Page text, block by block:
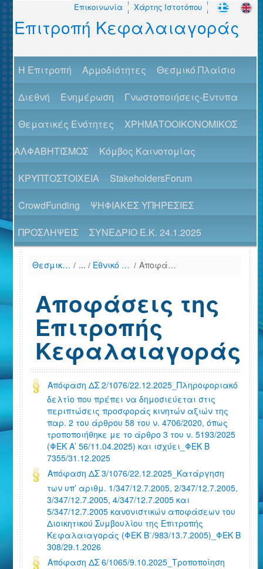
Επικοινωνία Χάρτης Ιστοτόπου
Επιτροπή Κεφαλαιαγοράς
H Επιτροπή Αρμοδιότητες
Θεσμικό Πλαίσιο
Διεθνή
Ενημέρωση
Γνωστοποιήσεις-Έντυπα
Θεματικές Ενότητες
ΧΡΗΜΑΤΟΟΙΚΟΝΟΜΙΚΟΣ
ΑΛΦΑΒΗΤΙΣΜΟΣ
Κόμβος Καινοτομίας
ΚΡΥΠΤΟΣΤΟΙΧΕΙΑ
StakeholdersForum
CrowdFunding
ΨΗΦΙΑΚΕΣ ΥΠΗΡΕΣΙΕΣ
ΠΡΟΣΛΗΨΕΙΣ
ΣΥΝΕΔΡΙΟ Ε.Κ. 24.1.2025
Θεσμικό Πλαίσιο / Εθνικό Δίκαιο (Χρονολογική παράθεση) / Αποφάσεις της Επιτροπής Κεφαλαιαγοράς
Αποφάσεις της
Επιτροπής
Κεφαλαιαγοράς
Απόφαση ΔΣ 2/1076/22.12.2025_Πληροφοριακό
δελτίο που πρέπει να δημοσιεύεται στις
περιπτώσεις προσφοράς κινητών αξιών της
παρ. 2 του άρθρου 58 του ν. 4706/2020, όπως
τροποποιήθηκε με το άρθρο 3 του ν. 5193/2025
(ΦΕΚ Α’ 56/11.04.2025) και ισχύει_ΦΕΚ Β
7355/31.12.2025
Απόφαση ΔΣ 3/1076/22.12.2025_Κατάργηση
των υπ’ αριθμ. 1/347/12.7.2005, 2/347/12.7.2005,
3/347/12.7.2005, 4/347/12.7.2005 και
5/347/12.7.2005 κανονιστικών αποφάσεων του
Διοικητικού Συμβουλίου της Επιτροπής
Κεφαλαιαγοράς (ΦΕΚ Β΄/983/13.7.2005)_ΦΕΚ Β
308/29.1.2026
Απόφαση ΔΣ 6/1065/9.10.2025_Τροποποίηση